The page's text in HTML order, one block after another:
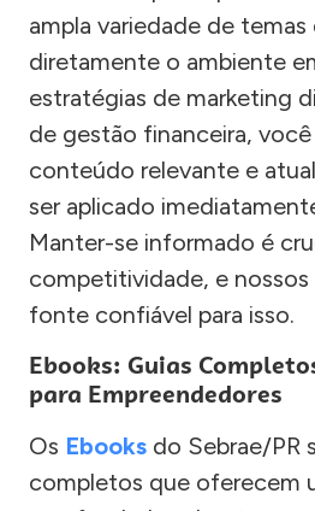
ampla variedade de
diretamente o ambiente
estratégias de marketing
de gestão financeira,
conteúdo relevante e
ser aplicado
Manter-se informado é
competitividade, e nossos
fonte confiável para isso.
Ebooks: Guias
para Empreendedores
Os Ebooks do Sebrae/PR
completos que oferecem